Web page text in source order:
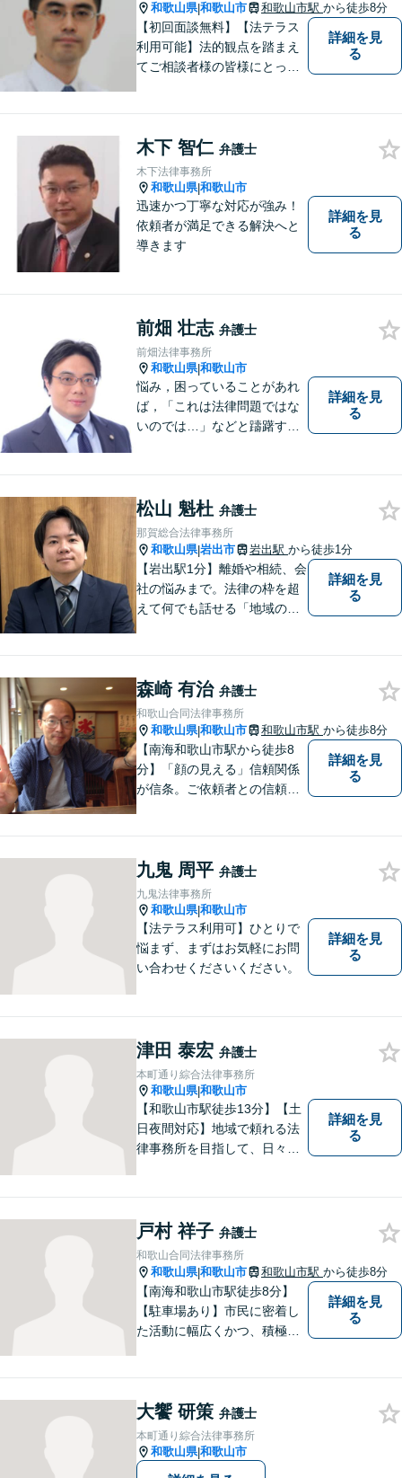
和歌山県|和歌山市 和歌山市駅 から徒歩8分
【初回面談無料】【法テラス
利用可能】法的観点を踏まえ
てご相談者様の皆様にとって
【当日／夜間／応相談】お悩
み事がございましたら、お気
軽にご相談下さい。
詳細を見
る
木下 智仁 弁護士
木下法律事務所
和歌山県|和歌山市
迅速かつ丁寧な対応が強み！
依頼者が満足できる解決へと
導きます
詳細を見
る
前畑 壮志 弁護士
前畑法律事務所
和歌山県|和歌山市
悩み，困っていることがあれ
ば，「これは法律問題ではな
いのでは…」などと躊躇する
おります。弁護士前畑壮志は
全力で，最善の答えを探せる
ようお手伝いいたします。
詳細を見
る
松山 魁杜 弁護士
那賀総合法律事務所
和歌山県|岩出市 岩出駅 から徒歩1分
【岩出駅1分】離婚や相続、会
社の悩みまで。法律の枠を超
えて何でも話せる「地域のか
育ちの私が丁寧にサポートし
ます。【丁寧なヒアリング】
【休日や夜間相談も柔軟に対
応】
詳細を見
る
森崎 有治 弁護士
和歌山合同法律事務所
和歌山県|和歌山市 和歌山市駅 から徒歩8分
【南海和歌山市駅から徒歩8
分】「顔の見える」信頼関係
が信条。ご依頼者との信頼関
な解決策を提案させていただ
きます。
詳細を見
る
九鬼 周平 弁護士
九鬼法律事務所
和歌山県|和歌山市
【法テラス利用可】ひとりで
悩まず、まずはお気軽にお問
い合わせくださいください。
詳細を見
る
津田 泰宏 弁護士
本町通り綜合法律事務所
和歌山県|和歌山市
【和歌山市駅徒歩13分】【土
日夜間対応】地域で頼れる法
律事務所を目指して、日々尽
能です。まずはお気軽にご相
談ください。
詳細を見
る
戸村 祥子 弁護士
和歌山合同法律事務所
和歌山県|和歌山市 和歌山市駅 から徒歩8分
【南海和歌山市駅徒歩8分】
【駐車場あり】市民に密着し
た活動に幅広くかつ、積極的
く対応可能。【地域に根ざし
た弁護士】法律トラブルでお
悩みの方は、お気軽にご相談
ください。
詳細を見
る
大饗 研策 弁護士
本町通り綜合法律事務所
和歌山県|和歌山市